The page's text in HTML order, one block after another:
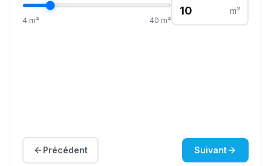
4 m² 40 m²
m²
Précédent Suivant